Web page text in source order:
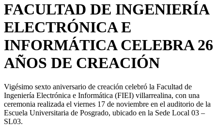
FACULTAD DE INGENIERÍA
ELECTRÓNICA E
INFORMÁTICA CELEBRA 26
AÑOS DE CREACIÓN
Vigésimo sexto aniversario de creación celebró la Facultad de
Ingeniería Electrónica e Informática (FIEI) villarrealina, con una
ceremonia realizada el viernes 17 de noviembre en el auditorio de la
Escuela Universitaria de Posgrado, ubicado en la Sede Local 03 –
SL03.